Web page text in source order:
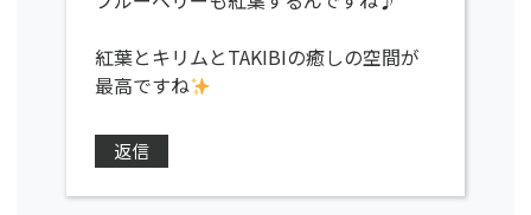
紅葉とキリムとTAKIBIの癒しの空間が
最高ですね
返信